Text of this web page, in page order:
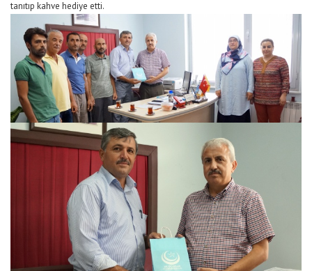
tanıtıp kahve hediye etti.